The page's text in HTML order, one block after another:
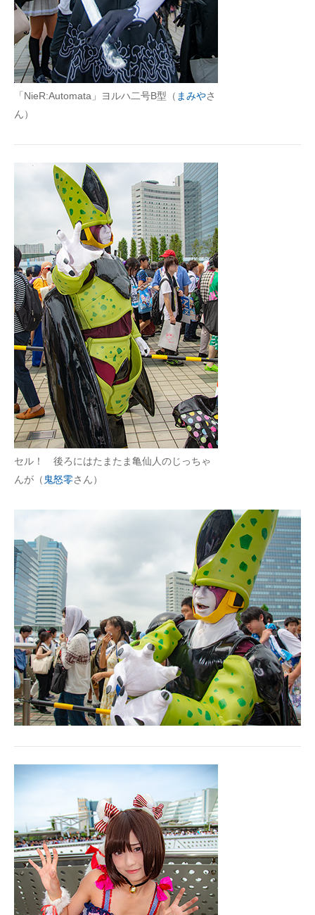
「NieR:Automata」ヨルハ二号B型（ まみやさ
ん）
セル！ 後ろにはたまたま亀仙人のじっちゃ
んが（ 鬼怒零さん）